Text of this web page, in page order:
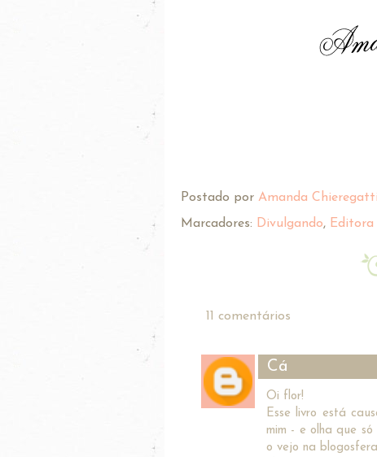
Postado por Amanda Chieregatti
Marcadores: Divulgando, Editora
11 comentários
Cá
Oi flor!
Esse livro está
mim - e olha que
o vejo na